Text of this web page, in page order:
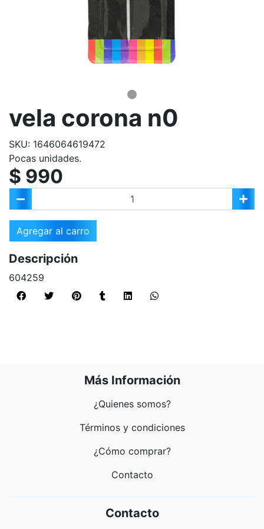
vela corona n0
SKU: 1646064619472
Pocas unidades.
$ 990
Agregar al carro
Descripción
604259
Más Información
¿Quienes somos?
Términos y condiciones
¿Cómo comprar?
Contacto
Contacto